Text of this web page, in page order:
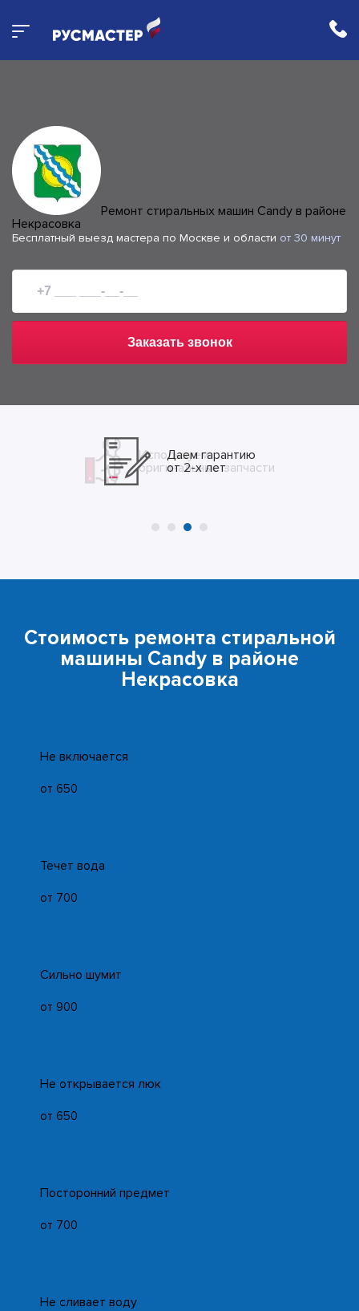
Ремонт стиральных машин Candy в районе
Некрасовка
Бесплатный выезд мастера по Москве и области от 30 минут
Заказать звонок
Даем гарантию
от 2-х лет
Стоимость ремонта стиральной
машины Candy в районе
Некрасовка
Не включается
от 650
Течет вода
от 700
Сильно шумит
от 900
Не открывается люк
от 650
Посторонний предмет
от 700
Не сливает воду